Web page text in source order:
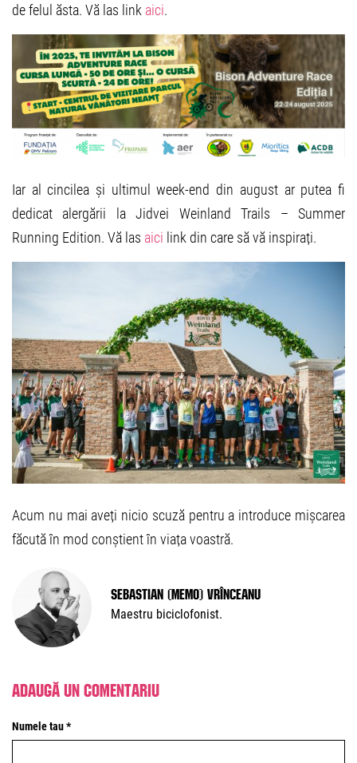
de felul ăsta. Vă las link aici.
Iar al cincilea și ultimul week-end din august ar putea fi
dedicat alergării la Jidvei Weinland Trails – Summer
Running Edition. Vă las aici link din care să vă inspirați.
Acum nu mai aveți nicio scuză pentru a introduce mișcarea
făcută în mod conștient în viața voastră.
Sebastian (Memo) Vrînceanu
Maestru biciclofonist.
Adaugă un comentariu
Numele tau *